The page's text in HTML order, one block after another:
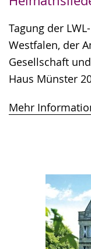
Tagung der
Westfalen, der
Gesellschaft
Haus Münster
Mehr